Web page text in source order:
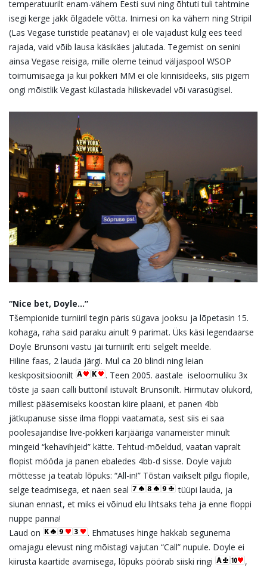
temperatuurilt enam-vähem Eesti suvi ning õhtuti tuli tahtmine
isegi kerge jakk õlgadele võtta. Inimesi on ka vähem ning Stripil
(Las Vegase turistide peatänav) ei ole vajadust külg ees teed
rajada, vaid võib lausa käsikäes jalutada. Tegemist on senini
ainsa Vegase reisiga, mille oleme teinud väljaspool WSOP
toimumisaega ja kui pokkeri MM ei ole kinnisideeks, siis pigem
ongi mõistlik Vegast külastada hiliskevadel või varasügisel.
“Nice bet, Doyle…”
Tšempionide turniiril tegin päris sügava jooksu ja lõpetasin 15.
kohaga, raha said paraku ainult 9 parimat. Üks käsi legendaarse
Doyle Brunsoni vastu jäi turniirilt eriti selgelt meelde.
Hiline faas, 2 lauda järgi. Mul ca 20 blindi ning leian
keskpositsioonilt
. Teen 2005. aastale iseloomuliku 3x
tõste ja saan calli buttonil istuvalt Brunsonilt. Hirmutav olukord,
millest pääsemiseks koostan kiire plaani, et panen 4bb
jätkupanuse sisse ilma floppi vaatamata, sest siis ei saa
poolesajandise live-pokkeri karjääriga vanameister minult
mingeid “kehavihjeid” kätte. Tehtud-mõeldud, vaatan vapralt
flopist mööda ja panen ebaledes 4bb-d sisse. Doyle vajub
mõttesse ja teatab lõpuks: “All-in!” Tõstan vaikselt pilgu flopile,
selge teadmisega, et näen seal
tüüpi lauda, ja
siunan ennast, et miks ei võinud elu lihtsaks teha ja enne floppi
nuppe panna!
Laud on
. Ehmatuses hinge hakkab segunema
omajagu elevust ning mõistagi vajutan “Call” nupule. Doyle ei
kiirusta kaartide avamisega, lõpuks pöörab siiski ringi
,